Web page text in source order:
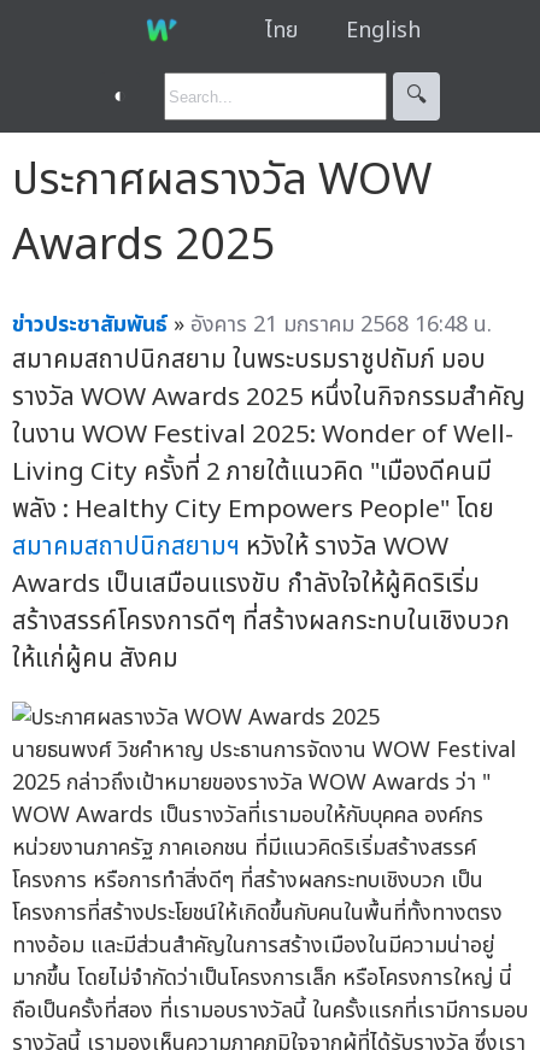
ไทย English
◐ 🔍︎
ประกาศผลรางวัล WOW
Awards 2025
ข่าวประชาสัมพันธ์ » อังคาร 21 มกราคม 2568 16:48 น.
สมาคมสถาปนิกสยาม ในพระบรมราชูปถัมภ์ มอบ
รางวัล WOW Awards 2025 หนึ่งในกิจกรรมสำคัญ
ในงาน WOW Festival 2025: Wonder of Well-
Living City ครั้งที่ 2 ภายใต้แนวคิด "เมืองดีคนมี
พลัง : Healthy City Empowers People" โดย
สมาคมสถาปนิกสยามฯ หวังให้ รางวัล WOW
Awards เป็นเสมือนแรงขับ กำลังใจให้ผู้คิดริเริ่ม
สร้างสรรค์โครงการดีๆ ที่สร้างผลกระทบในเชิงบวก
ให้แก่ผู้คน สังคม
นายธนพงศ์ วิชคำหาญ ประธานการจัดงาน WOW Festival
2025 กล่าวถึงเป้าหมายของรางวัล WOW Awards ว่า "
WOW Awards เป็นรางวัลที่เรามอบให้กับบุคคล องค์กร
หน่วยงานภาครัฐ ภาคเอกชน ที่มีแนวคิดริเริ่มสร้างสรรค์
โครงการ หรือการทำสิ่งดีๆ ที่สร้างผลกระทบเชิงบวก เป็น
โครงการที่สร้างประโยชน์ให้เกิดขึ้นกับคนในพื้นที่ทั้งทางตรง
ทางอ้อม และมีส่วนสำคัญในการสร้างเมืองในมีความน่าอยู่
มากขึ้น โดยไม่จำกัดว่าเป็นโครงการเล็ก หรือโครงการใหญ่ นี่
ถือเป็นครั้งที่สอง ที่เรามอบรางวัลนี้ ในครั้งแรกที่เรามีการมอบ